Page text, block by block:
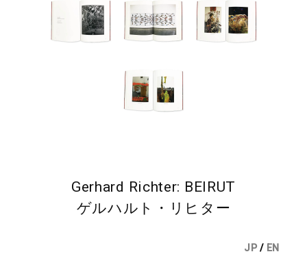
Gerhard Richter: BEIRUT
ゲルハルト・リヒター
JP / EN